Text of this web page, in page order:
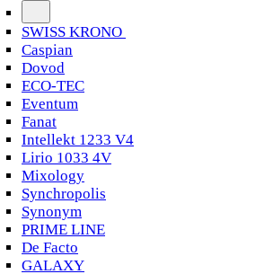
SWISS KRONO
Caspian
Dovod
ECO-TEC
Eventum
Fanat
Intellekt 1233 V4
Lirio 1033 4V
Mixology
Synchropolis
Synonym
PRIME LINE
De Facto
GALAXY